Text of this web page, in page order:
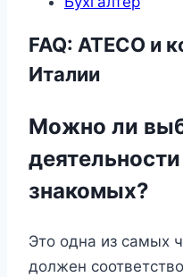
FAQ: ATECO и
Италии
Можно ли
знакомых?
Это одна из самых
должен